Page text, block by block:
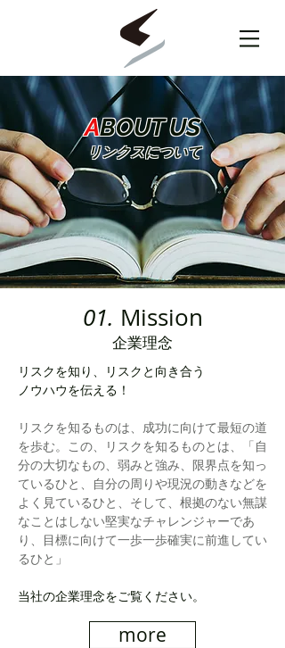
ABOUT US
リンクスについて
01. Mission
企業理念
リスクを知り、リスクと向き合う
ノウハウを伝える！
リスクを知るものは、成功に向けて最短の道
を歩む。 この、
リスクを知るものとは、「自
分の大切なもの、弱みと強み、限界点を知っ
ているひと、自分の周りや現況の動きなどを
よく見ているひと、そして、根拠のない無謀
なことはしない堅実なチャレンジャーであ
り、目標に向けて一歩一歩確実に前進してい
るひと」
当社の企業理念をご覧ください。
more